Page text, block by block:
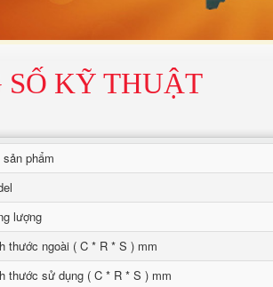
SỐ KỸ THUẬT
sản phẩm
lượng
thước ngoài ( C * R * S ) mm
thước sử dụng ( C * R * S ) mm